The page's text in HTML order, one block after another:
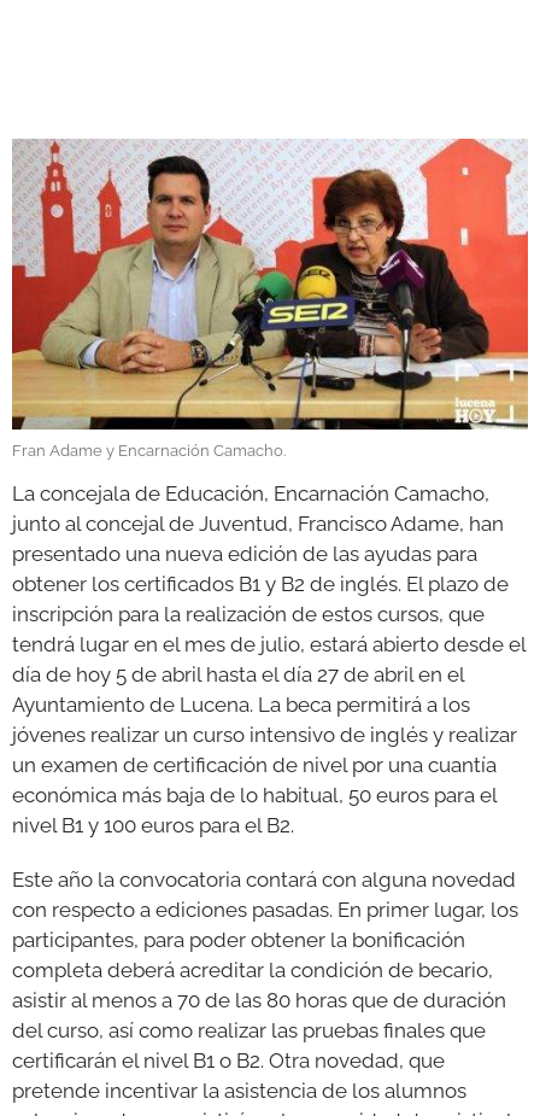
GALERÍAS
Fran Adame y Encarnación Camacho.
La concejala de Educación, Encarnación Camacho,
junto al concejal de Juventud, Francisco Adame, han
presentado una nueva edición de las ayudas para
obtener los certificados B1 y B2 de inglés. El plazo de
inscripción para la realización de estos cursos, que
tendrá lugar en el mes de julio, estará abierto desde el
día de hoy 5 de abril hasta el día 27 de abril en el
Ayuntamiento de Lucena. La beca permitirá a los
jóvenes realizar un curso intensivo de inglés y realizar
un examen de certificación de nivel por una cuantía
económica más baja de lo habitual, 50 euros para el
nivel B1 y 100 euros para el B2.
Este año la convocatoria contará con alguna novedad
con respecto a ediciones pasadas. En primer lugar, los
participantes, para poder obtener la bonificación
completa deberá acreditar la condición de becario,
asistir al menos a 70 de las 80 horas que de duración
del curso, así como realizar las pruebas finales que
certificarán el nivel B1 o B2. Otra novedad, que
pretende incentivar la asistencia de los alumnos